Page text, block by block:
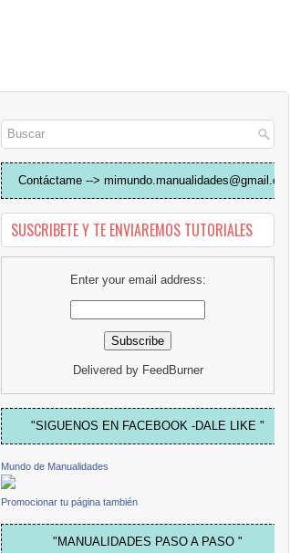
Contáctame --> mimundo.manualidades@gmail.com
SUSCRIBETE Y TE ENVIAREMOS TUTORIALES
Enter your email address:
Delivered by FeedBurner
"SIGUENOS EN FACEBOOK -DALE LIKE "
Mundo de Manualidades
Promocionar tu página también
"MANUALIDADES PASO A PASO "